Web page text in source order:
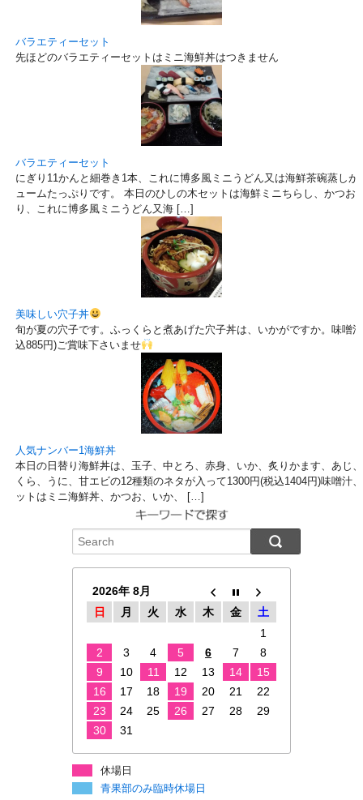
バラエティーセット
先ほどのバラエティーセットはミニ海鮮丼はつきません
バラエティーセット
にぎり11かんと細巻き1本、これに博多風ミニうどん又は海鮮茶碗蒸しが
ュームたっぷりです。 本日のひしの木セットは海鮮ミニちらし、かつお
り、これに博多風ミニうどん又海 […]
美味しい穴子丼
旬が夏の穴子です。ふっくらと煮あげた穴子丼は、いかがですか。味噌
込885円)ご賞味下さいませ
人気ナンバー1海鮮丼
本日の日替り海鮮丼は、玉子、中とろ、赤身、いか、炙りかます、あじ
くら、うに、甘エビの12種類のネタが入って1300円(税込1404円)味噌汁
ットはミニ海鮮丼、かつお、いか、 […]
2026年 8月
日
月 火 水 木 金
土
1
2
3 4 5 6 7
8
9
10 11 12 13 14
15
16
17 18 19 20 21
22
23
24 25 26 27 28
29
30
31
休場日
青果部のみ臨時休場日